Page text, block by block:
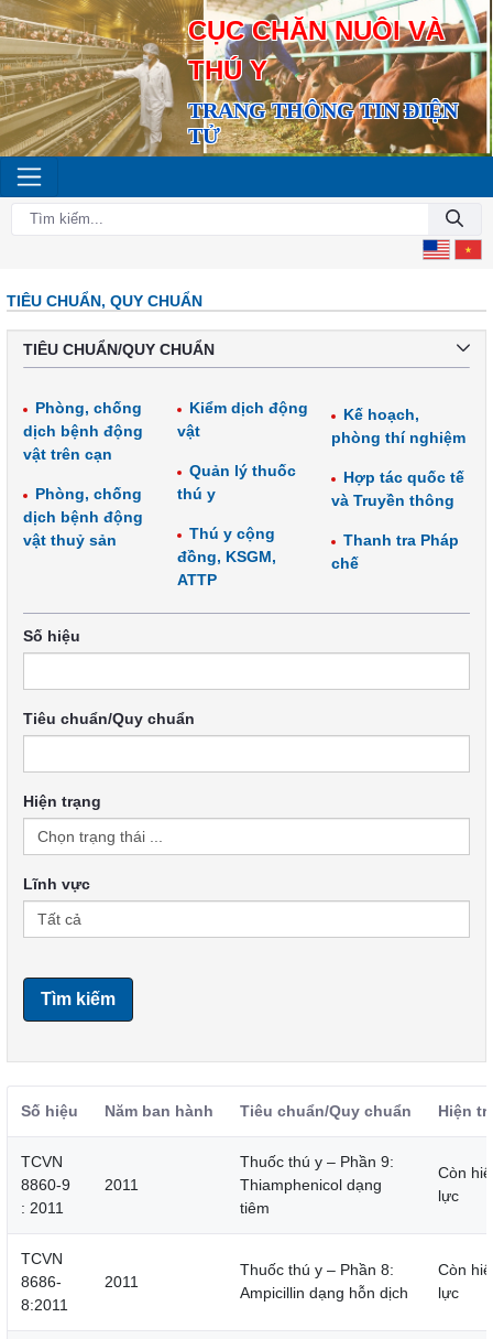
CỤC CHĂN NUÔI VÀ
THÚ Y
TRANG THÔNG TIN ĐIỆN
TỬ
TIÊU CHUẨN, QUY CHUẨN
TIÊU CHUẨN/QUY CHUẨN
Phòng, chống
dịch bệnh động
vật trên cạn
Phòng, chống
dịch bệnh động
vật thuỷ sản
Kiểm dịch động
vật
Quản lý thuốc
thú y
Thú y cộng
đồng, KSGM,
ATTP
Kế hoạch,
phòng thí nghiệm
Hợp tác quốc tế
và Truyền thông
Thanh tra Pháp
chế
Số hiệu
Tiêu chuẩn/Quy chuẩn
Hiện trạng
Lĩnh vực
Tìm kiếm
Số hiệu Năm ban hành Tiêu chuẩn/Quy chuẩn Hiện
TCVN
8860-9
: 2011
2011
Thuốc thú y – Phần 9:
Thiamphenicol dạng
tiêm
Còn
lực
TCVN
8686-
8:2011
2011
Thuốc thú y – Phần 8:
Ampicillin dạng hỗn dịch
Còn
lực